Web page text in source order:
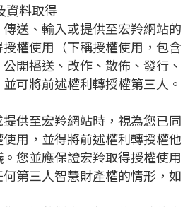
資料取得
送、輸入或提供至宏羚網站的
權使用（下稱授權使用，包含
開播送、改作、散佈、發行、
可將前述權利轉授權第三人。
提供至宏羚網站時，視為您已同
用，並得將前述權利轉授權他
您並應保證宏羚取得授權使用
第三人智慧財產權的情形，如